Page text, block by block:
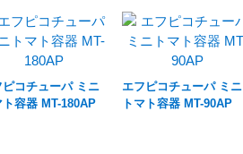
ピコチューパ ミニ
ト容器 MT-180AP
エフピコチューパ ミニ
トマト容器 MT-90AP